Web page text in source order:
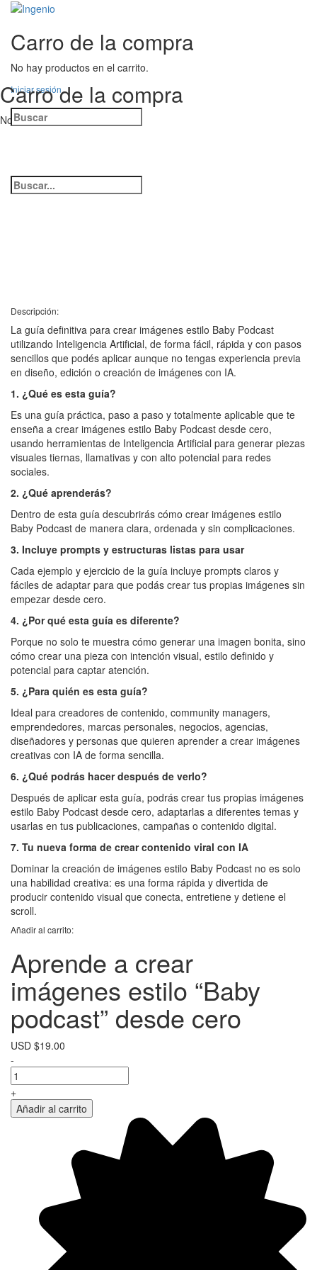
Alternar
lateral
opciones
Carro de la compra
No hay productos en el carrito.
Iniciar sesión
Carro de la compra
No hay productos en el carrito.
Buscar:
Buscar:
Descripción:
La guía definitiva para crear imágenes estilo Baby Podcast
utilizando Inteligencia Artificial, de forma fácil, rápida y con pasos
sencillos que podés aplicar aunque no tengas experiencia previa
en diseño, edición o creación de imágenes con IA.
1. ¿Qué es esta guía?
Es una guía práctica, paso a paso y totalmente aplicable que te
enseña a crear imágenes estilo Baby Podcast desde cero,
usando herramientas de Inteligencia Artificial para generar piezas
visuales tiernas, llamativas y con alto potencial para redes
sociales.
2. ¿Qué aprenderás?
Dentro de esta guía descubrirás cómo crear imágenes estilo
Baby Podcast de manera clara, ordenada y sin complicaciones.
3. Incluye prompts y estructuras listas para usar
Cada ejemplo y ejercicio de la guía incluye prompts claros y
fáciles de adaptar para que podás crear tus propias imágenes sin
empezar desde cero.
4. ¿Por qué esta guía es diferente?
Porque no solo te muestra cómo generar una imagen bonita, sino
cómo crear una pieza con intención visual, estilo definido y
potencial para captar atención.
5. ¿Para quién es esta guía?
Ideal para creadores de contenido, community managers,
emprendedores, marcas personales, negocios, agencias,
diseñadores y personas que quieren aprender a crear imágenes
creativas con IA de forma sencilla.
6. ¿Qué podrás hacer después de verlo?
Después de aplicar esta guía, podrás crear tus propias imágenes
estilo Baby Podcast desde cero, adaptarlas a diferentes temas y
usarlas en tus publicaciones, campañas o contenido digital.
7. Tu nueva forma de crear contenido viral con IA
Dominar la creación de imágenes estilo Baby Podcast no es solo
una habilidad creativa: es una forma rápida y divertida de
producir contenido visual que conecta, entretiene y detiene el
scroll.
Añadir al carrito:
Aprende a crear
imágenes estilo “Baby
podcast” desde cero
USD $19.00
Aprende
a
crear
imágenes
estilo
-
+
Añadir al carrito